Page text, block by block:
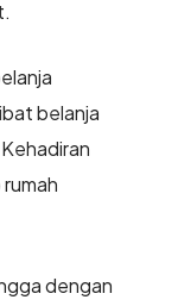
belanja
Kehadiran
dengan